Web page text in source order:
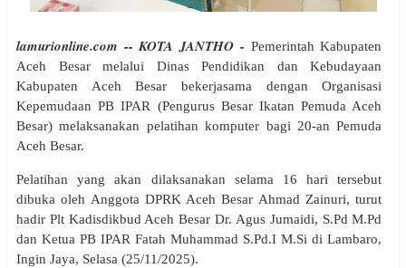
lamurionline.com -- KOTA JANTHO - Pemerintah Kabupaten
Aceh Besar melalui Dinas Pendidikan dan Kebudayaan
Kabupaten Aceh Besar bekerjasama dengan Organisasi
Kepemudaan PB IPAR (Pengurus Besar Ikatan Pemuda Aceh
Besar) melaksanakan pelatihan komputer bagi 20-an Pemuda
Aceh Besar.
Pelatihan yang akan dilaksanakan selama 16 hari tersebut
dibuka oleh Anggota DPRK Aceh Besar Ahmad Zainuri, turut
hadir Plt Kadisdikbud Aceh Besar Dr. Agus Jumaidi, S.Pd M.Pd
dan Ketua PB IPAR Fatah Muhammad S.Pd.I M.Si di Lambaro,
Ingin Jaya, Selasa (25/11/2025).